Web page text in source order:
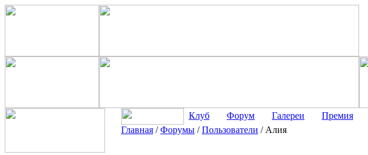
Клуб Форум Галереи Премия
Главная /Форумы /Пользователи / Алия